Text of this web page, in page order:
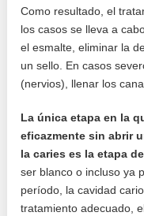
Como resultado, el
los casos se lleva a
el esmalte, eliminar la
un sello. En casos
(nervios), llenar los
La única etapa en la
eficazmente sin abrir
la caries es la etapa
ser blanco o incluso ya
período, la cavidad
tratamiento adecuado,